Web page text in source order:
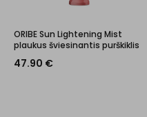
ORIBE Sun Lightening Mist
plaukus šviesinantis purškiklis
47.90 €